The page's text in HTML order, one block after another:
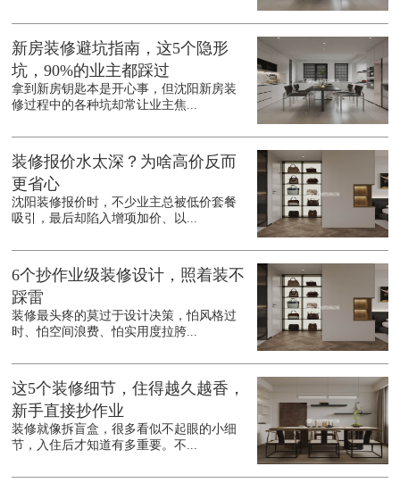
新房装修避坑指南，这5个隐形
坑，90%的业主都踩过
拿到新房钥匙本是开心事，但沈阳新房装
修过程中的各种坑却常让业主焦...
装修报价水太深？为啥高价反而
更省心
沈阳装修报价时，不少业主总被低价套餐
吸引，最后却陷入增项加价、以...
6个抄作业级装修设计，照着装不
踩雷
装修最头疼的莫过于设计决策，怕风格过
时、怕空间浪费、怕实用度拉胯...
这5个装修细节，住得越久越香，
新手直接抄作业
装修就像拆盲盒，很多看似不起眼的小细
节，入住后才知道有多重要。不...